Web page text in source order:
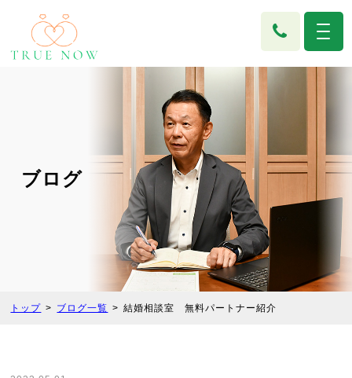
ブログ
トップ ブログ一覧 結婚相談室 無料パートナー紹介